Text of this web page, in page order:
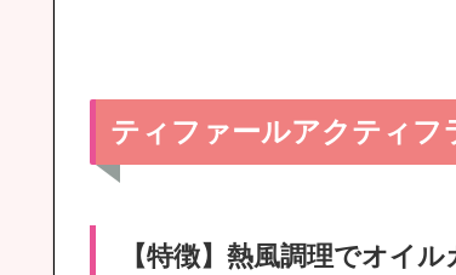
ティファールアクティフ
【特徴】熱風調理でオイル